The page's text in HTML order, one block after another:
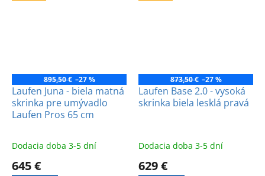
895,50 € –27 %
Laufen Juna - biela matná
skrinka pre umývadlo
Laufen Pros 65 cm
Dodacia doba 3-5 dní
645 €
873,50 € –27 %
Laufen Base 2.0 - vysoká
skrinka biela lesklá pravá
Dodacia doba 3-5 dní
629 €